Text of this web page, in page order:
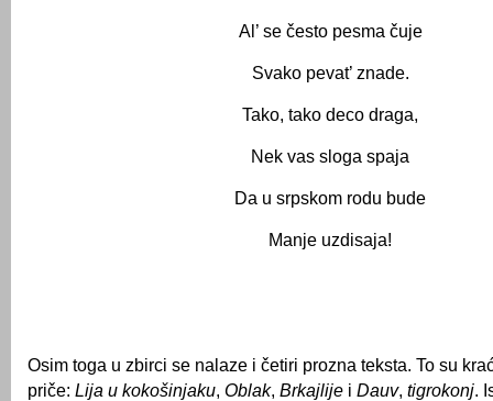
Al’ se često pesma čuje
Svako pevat’ znade.
Tako, tako deco draga,
Nek vas sloga spaja
Da u srpskom rodu bude
Manje uzdisaja!
Osim toga u zbirci se nalaze i četiri prozna teksta. To su
priče: Lija u kokošinjaku, Oblak, Brkajlije i Dauv, tigrokonj.